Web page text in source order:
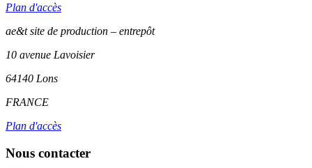
Plan d'accès
ae&t site de production – entrepôt
10 avenue Lavoisier
64140 Lons
FRANCE
Plan d'accès
Nous contacter